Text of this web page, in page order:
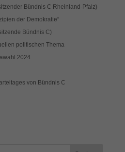
Bündnis C Rheinland-Pfalz)
der Demokratie“
Bündnis C)
politischen Thema
2024
von Bündnis C